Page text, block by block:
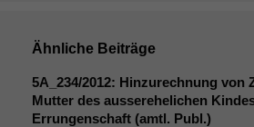
Ähnliche Beiträge
5A_234/2012: Hinzurechnung von
Mutter des ausserehelichen
Errungenschaft (amtl. Publ.)